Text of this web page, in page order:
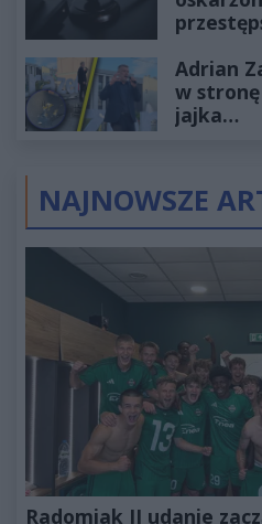
złotych
Adrian
w stronę
jajka…
NAJNOWSZE
Radomiak II udanie